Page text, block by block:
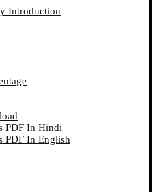
Introduction
PDF In Hindi
PDF In English